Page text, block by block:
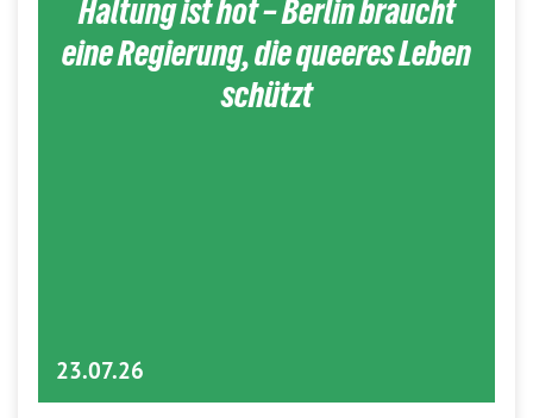
Haltung ist hot – Berlin braucht
eine Regierung, die queeres Leben
schützt
23.07.26